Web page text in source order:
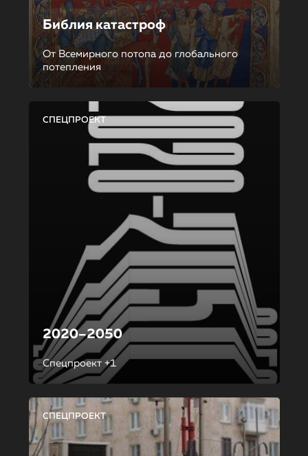
Библия катастроф
От Всемирного потопа до глобального
потепления
СПЕЦПРОЕКТ
2020–2050
Спецпроект +1
СПЕЦПРОЕКТ